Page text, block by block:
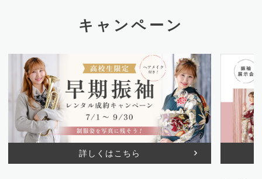
キャンペーン
詳しくはこちら